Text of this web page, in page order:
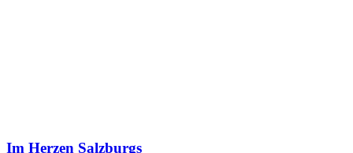
Im Herzen Salzburgs